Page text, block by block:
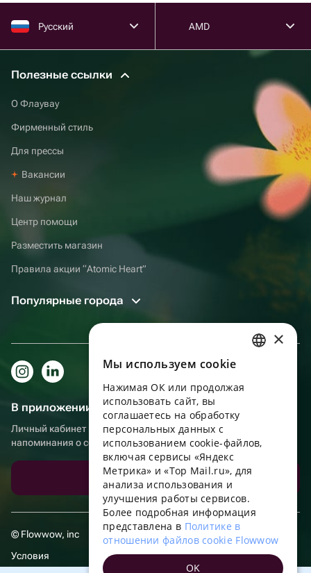
Русский AMD
Полезные ссылки
О Флаувау
Фирменный стиль
Для прессы
Вакансии
Наш журнал
Центр помощи
Разместить магазин
Правила акции “Atomic Heart”
Популярные города
В приложении еще удобнее!
Личный кабинет получателя, больше бонусов за покупки и
напоминания о событиях
Скачать приложение
© Flowwow, inc
Условия
ENGLISH
UKRAINIAN
PORTUGUESE
FRENCH
TURKISH
×
Мы используем сookie
Нажимая ОК или продолжая
использовать сайт, вы
соглашаетесь на обработку
персональных данных с
использованием cookie-файлов,
включая сервисы «Яндекс
Метрика» и «Top Mail.ru», для
анализа использования и
улучшения работы сервисов.
Более подробная информация
представлена в Политике в
отношении файлов cookie Flowwow
OK